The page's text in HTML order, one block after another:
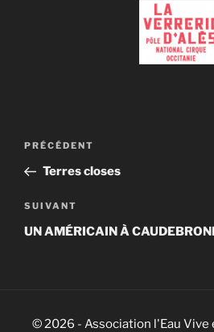
Navigation
de
l’article
Article
précédent
PRÉCÉDENT
Terres closes
Article
suivant
SUIVANT
UN AMÉRICAIN À
© 2026 - Association l'Eau Vive